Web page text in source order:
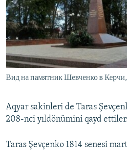
Вид на памятник Шевченко в Керчи,
Aqyar sakinleri de Taras
208-nci yıldönümini qayd
Taras Şevçenko 1814 senesi